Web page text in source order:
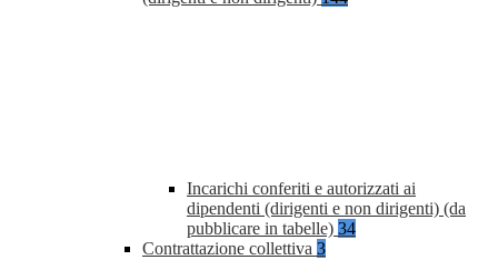
Incarichi conferiti e autorizzati ai
dipendenti (dirigenti e non dirigenti) (da
pubblicare in tabelle) 34
Contrattazione collettiva 3